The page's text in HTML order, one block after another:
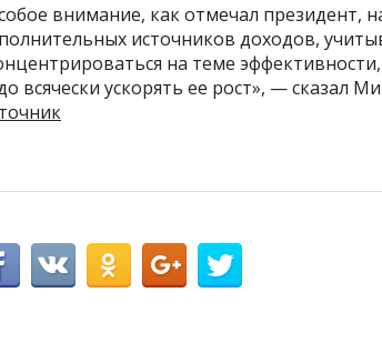
внимание, как отмечал президент,
источников доходов,
на теме
всячески ускорять ее рост», — сказал